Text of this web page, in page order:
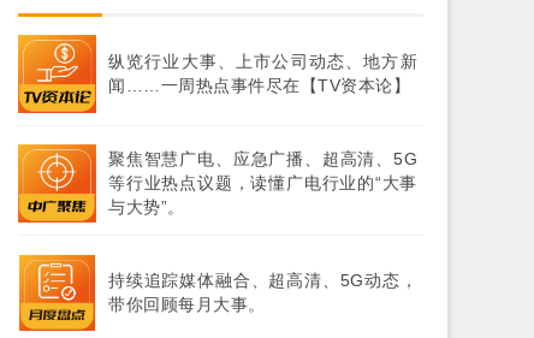
纵览行业大事、上市公司动态、地方新
闻……一周热点事件尽在【TV资本论】
聚焦智慧广电、应急广播、超高清、5G
等行业热点议题，读懂广电行业的“大事
与大势”。
持续追踪媒体融合、超高清、5G动态，
带你回顾每月大事。